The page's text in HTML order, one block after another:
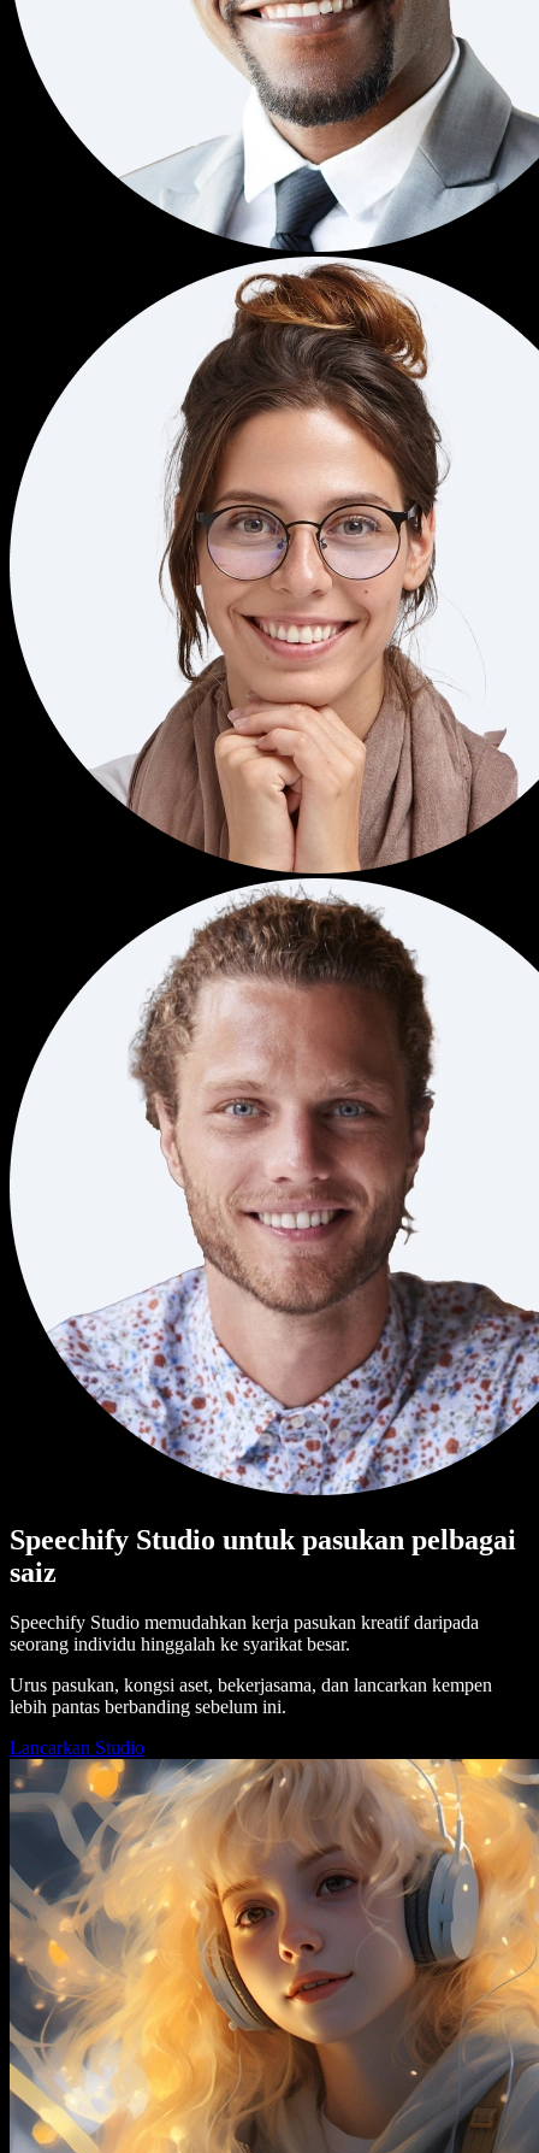
Speechify Studio untuk pasukan pelbagai
saiz
Speechify Studio memudahkan kerja pasukan kreatif daripada
seorang individu hinggalah ke syarikat besar.
Urus pasukan, kongsi aset, bekerjasama, dan lancarkan kempen
lebih pantas berbanding sebelum ini.
Lancarkan Studio